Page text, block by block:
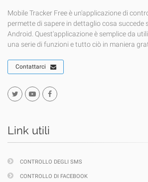
Mobile Tracker Free è un'applicazione di
permette di sapere in dettaglio cosa succede
Android. Quest'applicazione è semplice da
una serie di funzioni e tutto ciò in maniera
Contattarci
Link utili
CONTROLLO DEGLI SMS
CONTROLLO DI FACEBOOK